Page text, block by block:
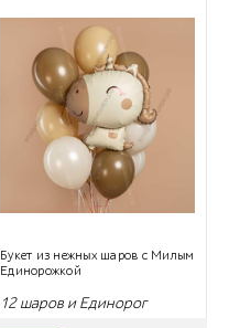
Букет из нежных шаров с Милым
Единорожкой
12 шаров и Единорог